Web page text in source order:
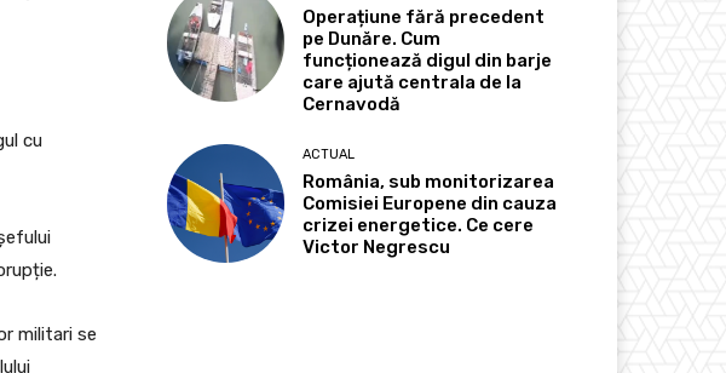
cu
militari se
Operațiune fără precedent
pe Dunăre. Cum
funcționează digul din barje
care ajută centrala de la
Cernavodă
ACTUAL
România, sub monitorizarea
Comisiei Europene din cauza
crizei energetice. Ce cere
Victor Negrescu